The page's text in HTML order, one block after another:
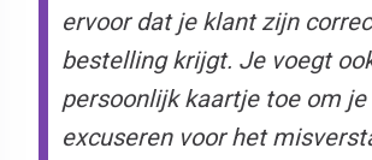
ervoor dat je klant zijn
bestelling krijgt. Je voegt
persoonlijk kaartje toe om je
excuseren voor het